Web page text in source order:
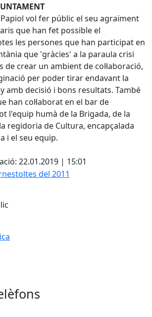
vol fer públic el seu agraïment
que han fet possible el
les persones que han participat en
que 'gràcies' a la paraula crisi
de crear un ambient de col·laboració,
per poder tirar endavant la
amb decisió i bons resultats. També
han col·laborat en el bar de
l'equip humà de la Brigada, de la
regidoria de Cultura, encapçalada
i el seu equip.
22.01.2019 | 15:01
del 2011